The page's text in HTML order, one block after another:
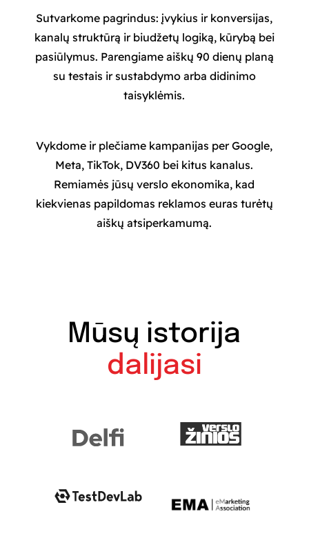
Sutvarkome pagrindus: įvykius ir konversijas,
kanalų struktūrą ir biudžetų logiką, kūrybą bei
pasiūlymus. Parengiame aiškų 90 dienų planą
su testais ir sustabdymo arba didinimo
taisyklėmis.
Vykdome ir plečiame kampanijas per Google,
Meta, TikTok, DV360 bei kitus kanalus.
Remiamės jūsų verslo ekonomika, kad
kiekvienas papildomas reklamos euras turėtų
aiškų atsiperkamumą.
Mūsų istorija
dalijasi